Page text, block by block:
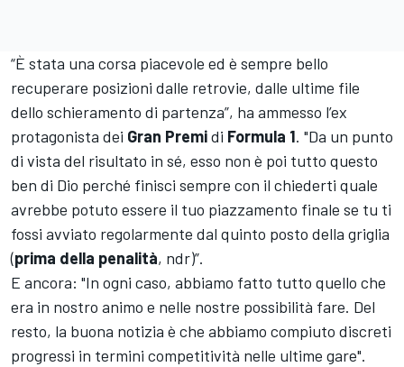
“È stata una corsa piacevole ed è sempre bello
recuperare posizioni dalle retrovie, dalle ultime file
dello schieramento di partenza”, ha ammesso l’ex
protagonista dei Gran Premidi Formula 1. "Da un punto
di vista del risultato in sé, esso non è poi tutto questo
ben di Dio perché finisci sempre con il chiederti quale
avrebbe potuto essere il tuo piazzamento finale se tu ti
fossi avviato regolarmente dal quinto posto della griglia
(prima della penalità, ndr)”.
E ancora: "In ogni caso, abbiamo fatto tutto quello che
era in nostro animo e nelle nostre possibilità fare. Del
resto, la buona notizia è che abbiamo compiuto discreti
progressi in termini competitività nelle ultime gare".